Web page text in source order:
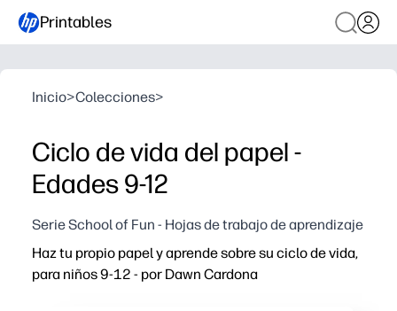
Printables
Inicio>Colecciones>
Ciclo de vida del papel -
Edades 9-12
Serie School of Fun - Hojas de trabajo de aprendizaje
Haz tu propio papel y aprende sobre su ciclo de vida,
para niños 9-12 - por Dawn Cardona